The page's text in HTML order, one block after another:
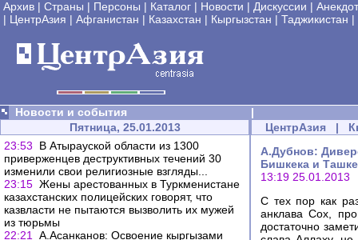
Архив | Страны | Персоны | Каталог | Новости | Дискуссии |
| ЦентрАзия | Афганистан | Казахстан | Кыргызстан | Таджикистан |
Новости и события
|
Пятница, 25.01.2013
23:53
В Атырауской области из 1300
приверженцев деструктивных течений 30
изменили свои религиозные взгляды...
23:15 Жены арестованных в Туркменистане
казахстанских полицейских говорят, что
казвласти не пытаются вызволить их мужей
из тюрьмы
22:21
А.Асанканов: Освоение кыргызами
ЦентрАзия |
А.Дубнов:
Бишкека и
13:19 25.01.2013
C тех пор как
анклава Сох,
достаточно